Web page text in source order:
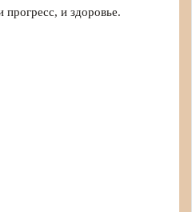
прогресс, и здоровье.